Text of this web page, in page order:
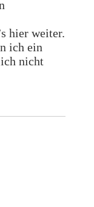
hier weiter.
ich ein
nicht